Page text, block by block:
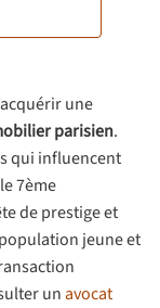
une
parisien.
qui influencent
7ème
de prestige et
jeune et
unavocat